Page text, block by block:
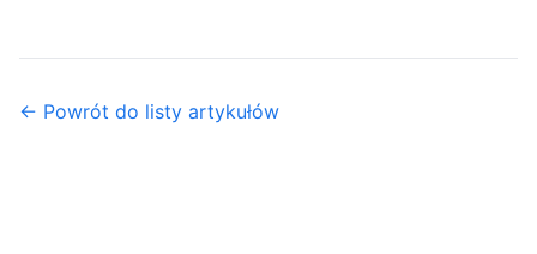
← Powrót do listy artykułów